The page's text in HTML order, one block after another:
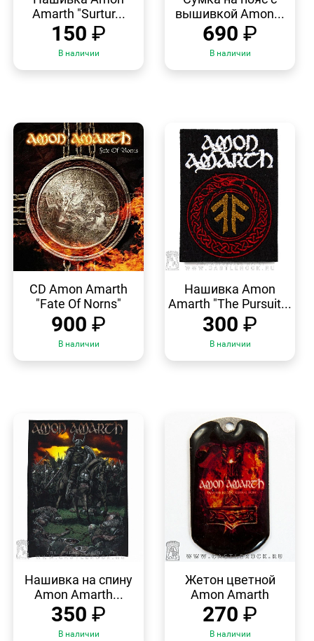
Amarth "Surtur...
150 ₽
В наличии
вышивкой Amon...
690 ₽
В наличии
ПРОСМОТР
CD Amon Amarth
"Fate Of Norns"
900 ₽
В наличии
ПРОСМОТР
Нашивка Amon
Amarth "The Pursuit...
300 ₽
В наличии
ПРОСМОТР
Нашивка на спину
Amon Amarth...
350 ₽
В наличии
ПРОСМОТР
Жетон цветной
Amon Amarth
270 ₽
В наличии